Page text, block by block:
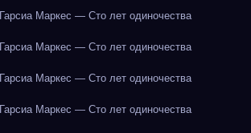
Маркес — Сто лет одиночества
Маркес — Сто лет одиночества
Маркес — Сто лет одиночества
Маркес — Сто лет одиночества